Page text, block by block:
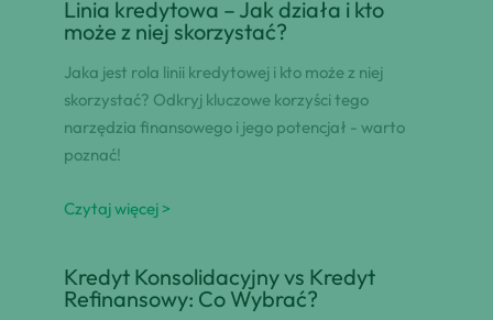
Linia kredytowa – Jak działa i kto
może z niej skorzystać?
Jaka jest rola linii kredytowej i kto może z niej
skorzystać? Odkryj kluczowe korzyści tego
narzędzia finansowego i jego potencjał - warto
poznać!
Czytaj więcej >
Kredyt Konsolidacyjny vs Kredyt
Refinansowy: Co Wybrać?